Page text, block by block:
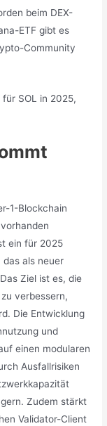
beim DEX-
ETF gibt es
Community
SOL in 2025,
1-Blockchain
ein für 2025
das als neuer
Ziel ist es, die
verbessern,
Die Entwicklung
und
einen modularen
Ausfallrisiken
Zudem stärkt
Validator-Client